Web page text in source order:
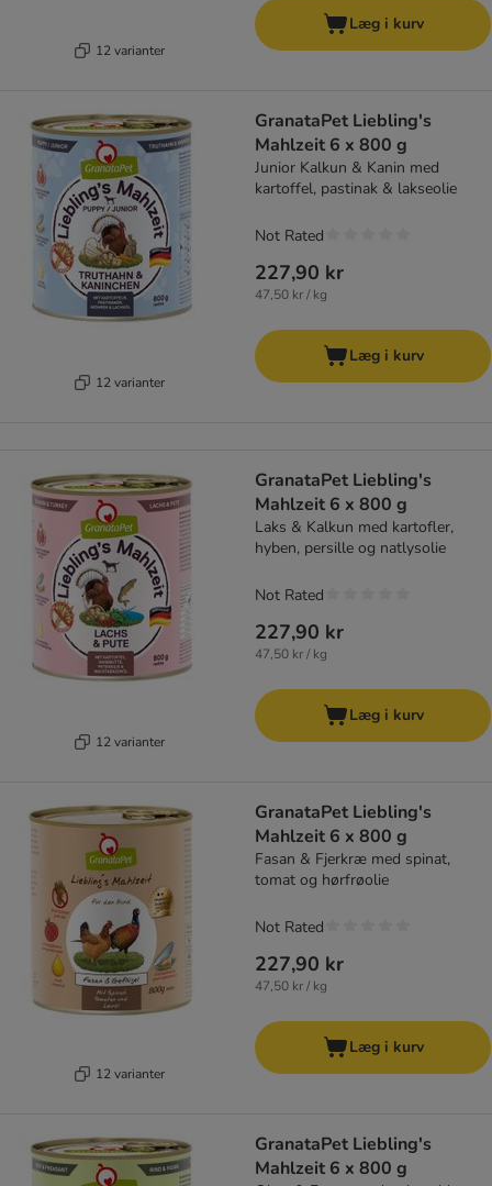
12 varianter
Læg i kurv
12 varianter
GranataPet Liebling's
Mahlzeit 6 x 800 g
Junior Kalkun & Kanin med
kartoffel, pastinak & lakseolie
227,90 kr
47,50 kr / kg
Not Rated
Læg i kurv
12 varianter
GranataPet Liebling's
Mahlzeit 6 x 800 g
Laks & Kalkun med kartofler,
hyben, persille og natlysolie
227,90 kr
47,50 kr / kg
Not Rated
Læg i kurv
12 varianter
GranataPet Liebling's
Mahlzeit 6 x 800 g
Fasan & Fjerkræ med spinat,
tomat og hørfrøolie
227,90 kr
47,50 kr / kg
Not Rated
Læg i kurv
GranataPet Liebling's
Mahlzeit 6 x 800 g